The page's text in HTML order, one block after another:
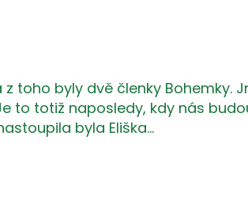
toho byly dvě členky Bohemky.
to totiž naposledy, kdy nás
byla Eliška…